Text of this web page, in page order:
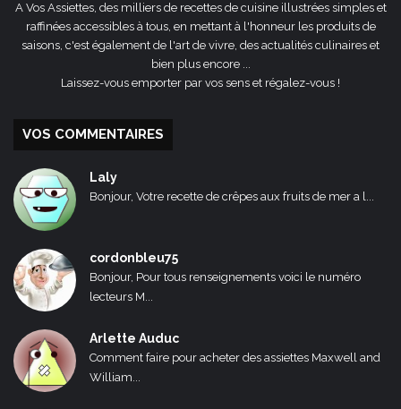
A Vos Assiettes, des milliers de recettes de cuisine illustrées simples et
raffinées accessibles à tous, en mettant à l'honneur les produits de
saisons, c'est également de l'art de vivre, des actualités culinaires et
bien plus encore ...
Laissez-vous emporter par vos sens et régalez-vous !
VOS COMMENTAIRES
Laly
Bonjour, Votre recette de crêpes aux fruits de mer a l...
cordonbleu75
Bonjour, Pour tous renseignements voici le numéro
lecteurs M...
Arlette Auduc
Comment faire pour acheter des assiettes Maxwell and
William...